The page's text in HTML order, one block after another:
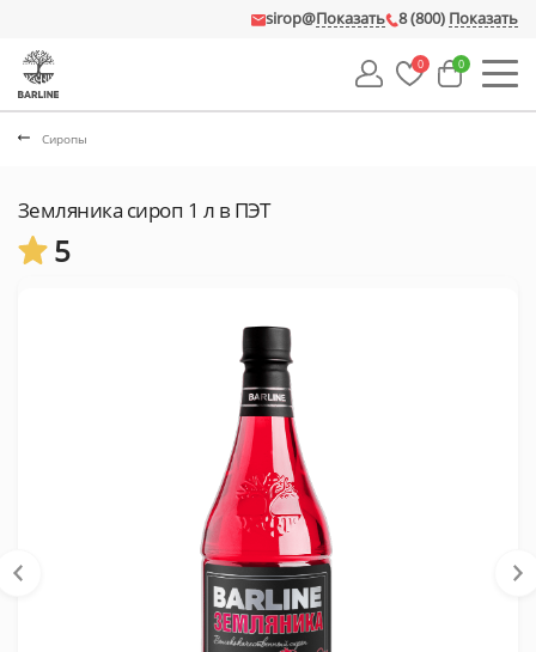
sirop@Показать 8 (800) Показать
0 0
Сиропы
Земляника сироп 1 л в ПЭТ
5